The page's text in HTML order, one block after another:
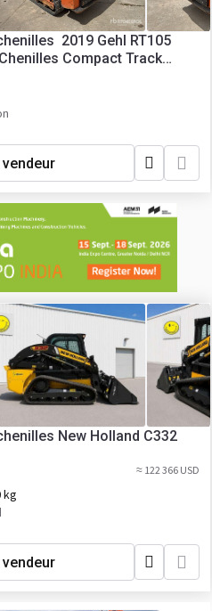
2019 Gehl RT105
Compact Track
New Holland C332
≈ 122 366 USD
kg